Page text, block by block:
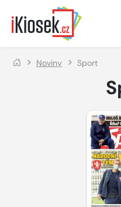
Přejít na hlavní obsah
Noviny Sport